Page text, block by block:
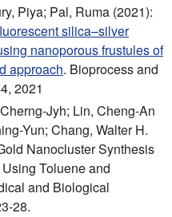
Piya; Pal, Ruma (2021):
silica–silver
nanoporous frustules of
approach. Bioprocess and
2021
Jyh; Lin, Cheng-An
Yun; Chang, Walter H.
Nanocluster Synthesis
Toluene and
and Biological
28.